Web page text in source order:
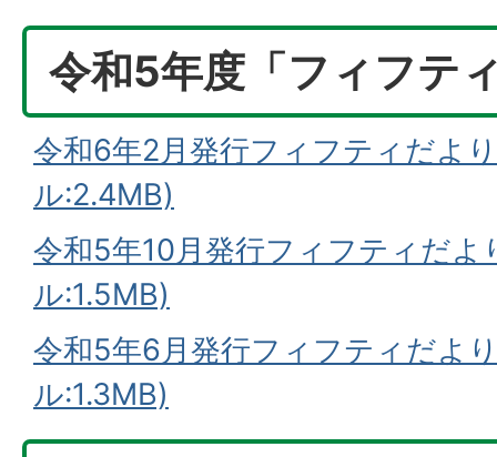
令和5年度「フィフテ
令和6年2月発行フィフティだよ
ル:2.4MB)
令和5年10月発行フィフティだよ
ル:1.5MB)
令和5年6月発行フィフティだよ
ル:1.3MB)